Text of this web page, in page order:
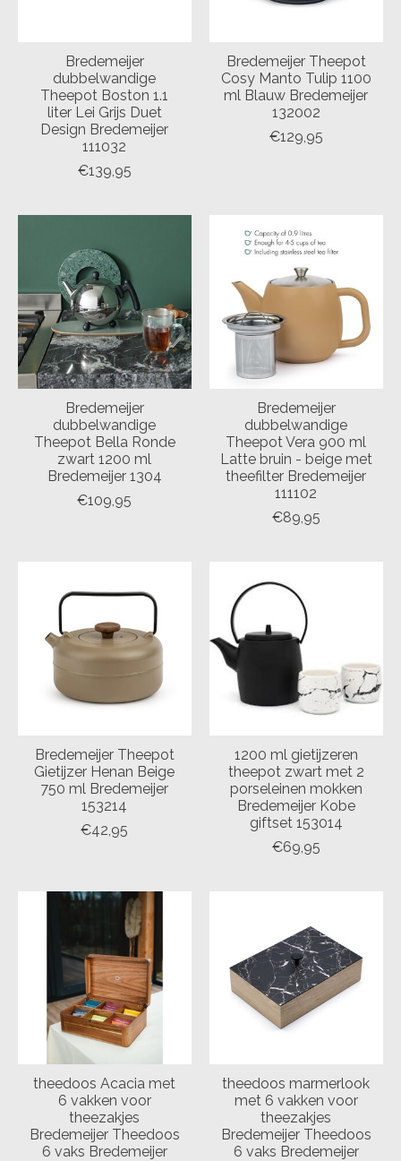
Bredemeijer
dubbelwandige
Theepot Boston 1.1
liter Lei Grijs Duet
Design Bredemeijer
111032
€139,95
Bredemeijer Theepot
Cosy Manto Tulip 1100
ml Blauw Bredemeijer
132002
€129,95
Bredemeijer
dubbelwandige
Theepot Bella Ronde
zwart 1200 ml
Bredemeijer 1304
€109,95
Bredemeijer
dubbelwandige
Theepot Vera 900 ml
Latte bruin - beige met
theefilter Bredemeijer
111102
€89,95
Bredemeijer Theepot
Gietijzer Henan Beige
750 ml Bredemeijer
153214
€42,95
1200 ml gietijzeren
theepot zwart met 2
porseleinen mokken
Bredemeijer Kobe
giftset 153014
€69,95
theedoos Acacia met
6 vakken voor
theezakjes
Bredemeijer Theedoos
6 vaks Bredemeijer
theedoos marmerlook
met 6 vakken voor
theezakjes
Bredemeijer Theedoos
6 vaks Bredemeijer